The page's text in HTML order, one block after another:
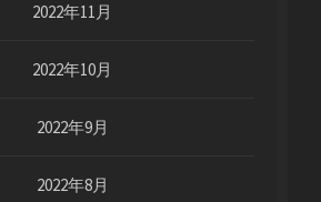
2022年11月
2022年10月
2022年9月
2022年8月